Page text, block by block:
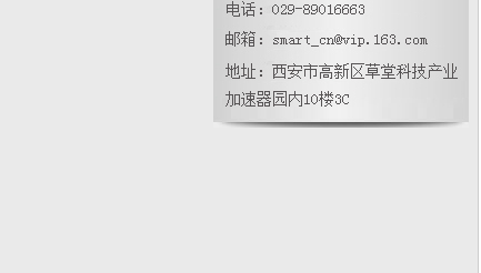
轻便型压力变送器
热电偶温度补偿选用的补偿导线
心-传感器技术受新捧